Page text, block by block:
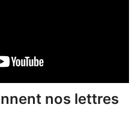
nos lettres